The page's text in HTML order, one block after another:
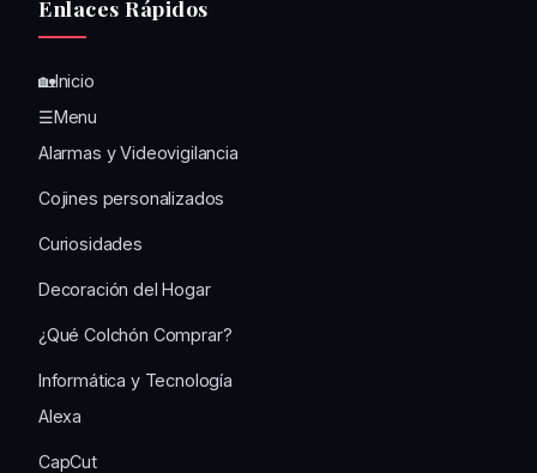
Enlaces Rápidos
🏡Inicio
☰Menu
Alarmas y Videovigilancia
Cojines personalizados
Curiosidades
Decoración del Hogar
¿Qué Colchón Comprar?
Informática y Tecnología
Alexa
CapCut